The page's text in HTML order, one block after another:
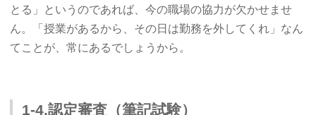
とる」というのであれば、今の職場の協力が欠かせませ
ん。「授業があるから、その日は勤務を外してくれ」なん
てことが、常にあるでしょうから。
1-4.認定審査（筆記試験）